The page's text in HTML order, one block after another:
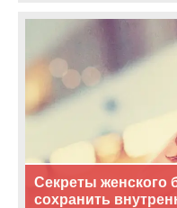
Секреты женского
сохранить